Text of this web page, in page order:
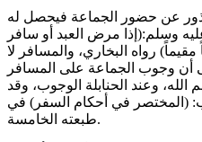
عن حضور الجماعة فيحصل له
وسلم:(إذا مرض العبد أو سافر
رواه البخاري، والمسافر لا
أن وجوب الجماعة على المسافر
وعند الحنابلة الوجوب، وقد
(المختصر في أحكام السفر) في
طبعته الخامسة.